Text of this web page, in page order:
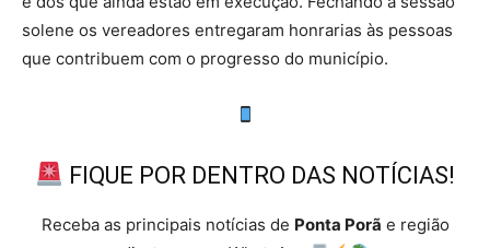
solene os vereadores entregaram honrarias às pessoas
que contribuem com o progresso do município.
FIQUE POR DENTRO DAS NOTÍCIAS!
Receba as principais notícias de Ponta Porã e região